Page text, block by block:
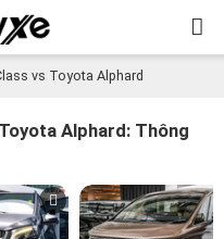
vs Toyota Alphard
Alphard: Thông